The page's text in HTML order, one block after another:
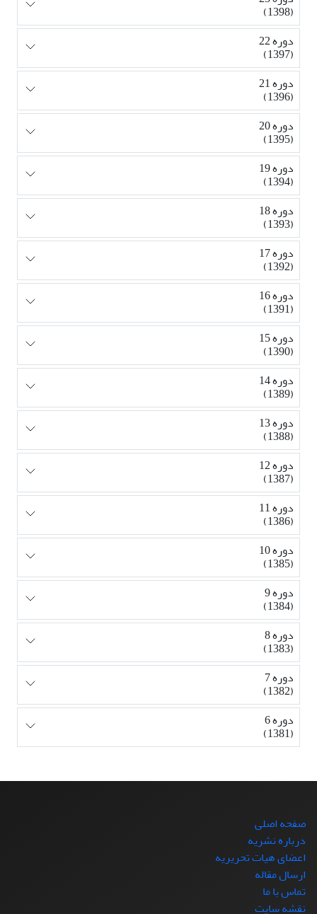
(1398)
دوره 22
(1397)
دوره 21
(1396)
دوره 20
(1395)
دوره 19
(1394)
دوره 18
(1393)
دوره 17
(1392)
دوره 16
(1391)
دوره 15
(1390)
دوره 14
(1389)
دوره 13
(1388)
دوره 12
(1387)
دوره 11
(1386)
دوره 10
(1385)
دوره 9
(1384)
دوره 8
(1383)
دوره 7
(1382)
دوره 6
(1381)
صفحه اصلی
درباره نشریه
اعضای هیات تحریریه
ارسال مقاله
تماس با ما
نقشه سایت